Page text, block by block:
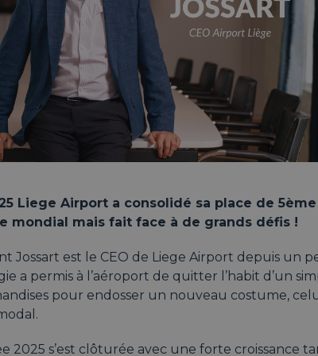
Liege Airport a consolidé sa place de
mondial mais fait face à de grands défis !
Jossart est le CEO de Liege Airport depuis un
a permis à l’aéroport de quitter l’habit d’un
pour endosser un nouveau costume,
2025 s’est clôturée avec une forte croissance